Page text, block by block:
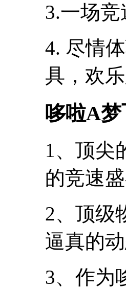
3.一场
4. 尽情
具，欢
哆啦A
1、顶尖
的竞速
2、顶级
逼真的
3、作为